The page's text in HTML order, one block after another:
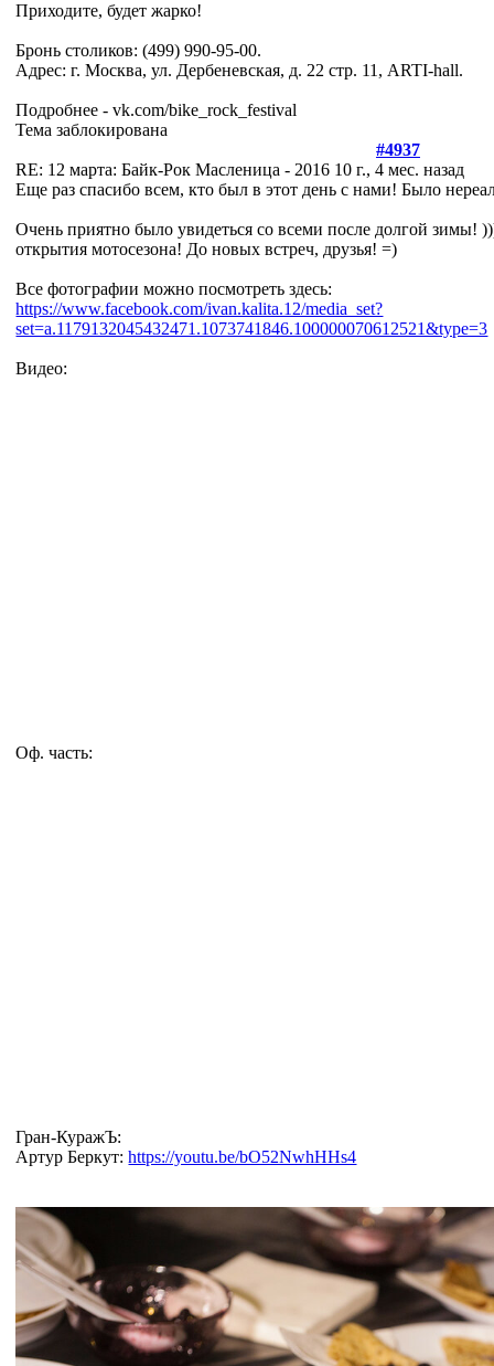
Приходите, будет жарко!
Бронь столиков: (499) 990-95-00.
Адрес: г. Москва, ул. Дербеневская, д. 22 стр. 11, ARTI-hall.
Подробнее - vk.com/bike_rock_festival
Тема заблокирована
#4937
RE: 12 марта: Байк-Рок Масленица - 2016 10 г., 4 мес. назад
Еще раз спасибо всем, кто был в этот день с нами! Было
Очень приятно было увидеться со всеми после долгой зимы!
открытия мотосезона! До новых встреч, друзья! =)
Все фотографии можно посмотреть здесь:
https://www.facebook.com/ivan.kalita.12/media_set?
set=a.1179132045432471.1073741846.100000070612521&type=3
Видео:
Оф. часть:
Гран-КуражЪ:
Артур Беркут:https://youtu.be/bO52NwhHHs4